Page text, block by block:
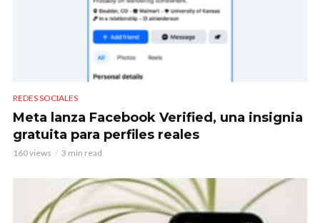
REDES SOCIALES
Meta lanza Facebook Verified, una insignia
gratuita para perfiles reales
160 views 3 min read